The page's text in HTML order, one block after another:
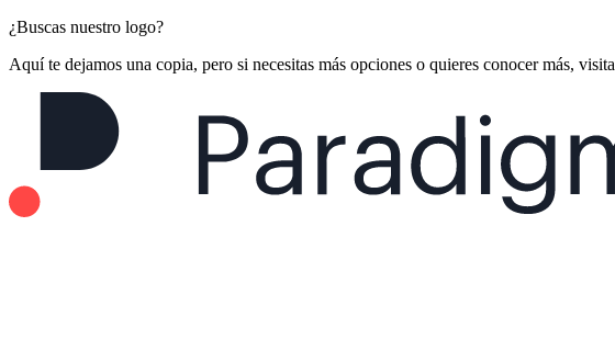
¿Buscas nuestro logo?
Aquí te dejamos una copia, pero si necesitas más opciones o quieres conocer más, visita